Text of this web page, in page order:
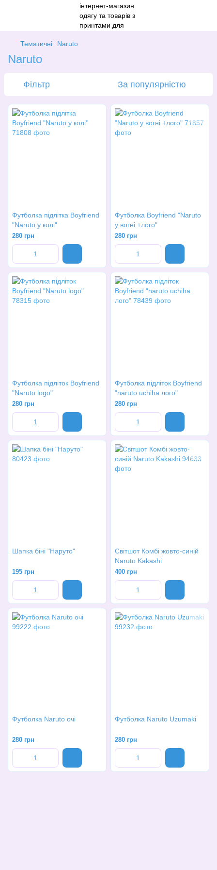
Тематичні Naruto
Naruto
Фільтр За популярністю
Футболка підлітка Boyfriend
"Naruto у колі"
280 грн
Футболка Boyfriend "Naruto
у вогні +лого"
280 грн
Футболка підліток Boyfriend
"Naruto logo"
280 грн
Футболка підліток Boyfriend
"naruto uchiha лого"
280 грн
Шапка біні "Наруто"
195 грн
Світшот Комбі жовто-синій
Naruto Kakashi
400 грн
Футболка Naruto очі
280 грн
Футболка Naruto Uzumaki
280 грн